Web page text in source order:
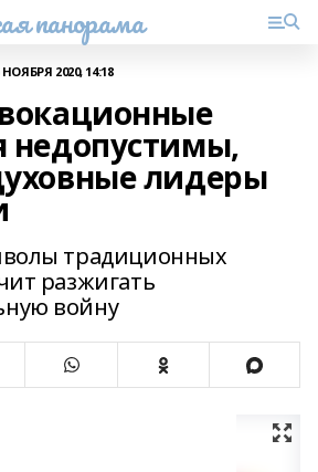
панорама
НОЯБРЯ 2020, 14:18
недопустимы,
лидеры
традиционных
разжигать
войну